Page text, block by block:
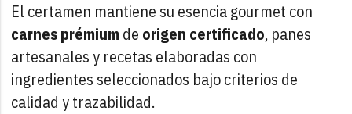
El certamen mantiene su esencia gourmet con
carnesprémium de origen certificado, panes
artesanales y recetas elaboradas con
ingredientes seleccionados bajo criterios de
calidad y trazabilidad.